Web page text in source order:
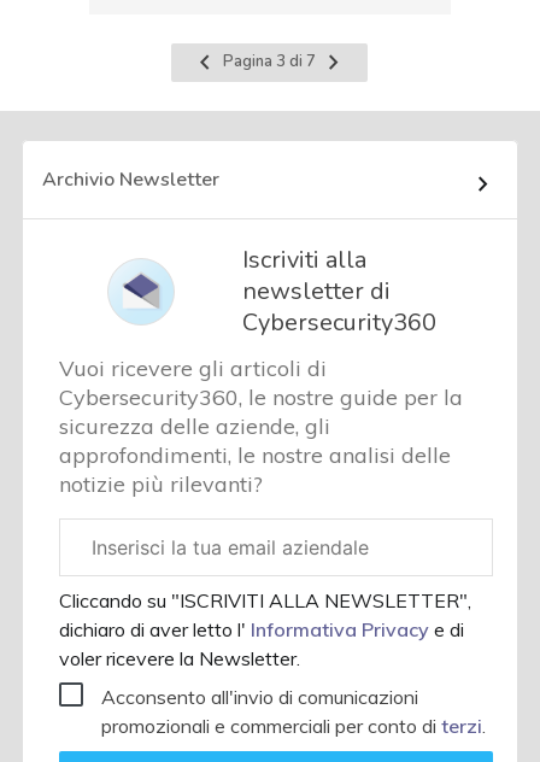
Pagina
precedente
Pagina 3 di 7
Pagina
successiva
Archivio Newsletter
Iscriviti alla
newsletter di
Cybersecurity360
Vuoi ricevere gli articoli di
Cybersecurity360, le nostre guide per la
sicurezza delle aziende, gli
approfondimenti, le nostre analisi delle
notizie più rilevanti?
aziendale
Cliccando su "ISCRIVITI ALLA NEWSLETTER",
dichiaro di aver letto l' Informativa Privacye di
voler ricevere la Newsletter.
Acconsento all'invio di comunicazioni
promozionali e commerciali per conto diterzi.